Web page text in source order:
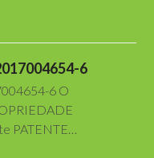
6
6 O
PATENTE…